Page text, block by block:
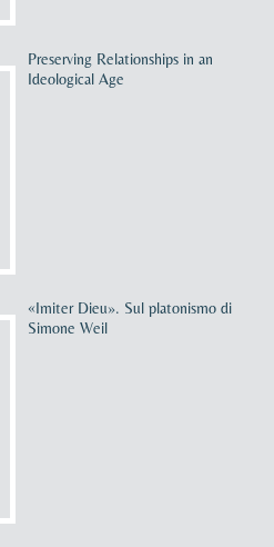
Preserving Relationships in an
Ideological Age
«Imiter Dieu». Sul platonismo di
Simone Weil